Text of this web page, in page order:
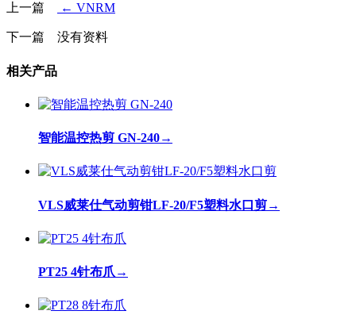
上一篇 ← VNRM
下一篇 没有资料
相关产品
智能温控热剪 GN-240→
VLS威莱仕气动剪钳LF-20/F5塑料水口剪→
PT25 4针布爪 →